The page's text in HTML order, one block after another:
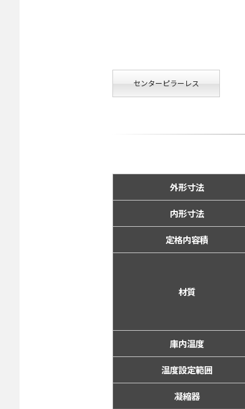
センターピラーレス
外形寸法
内形寸法
定格内容積
材質
庫内温度
温度設定範囲
凝縮器